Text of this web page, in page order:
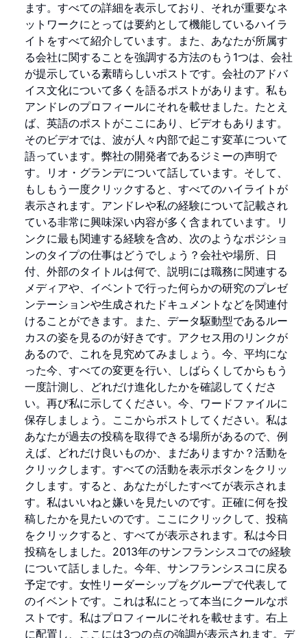
ます。すべての詳細を表示しており、それが重要なネ
ットワークにとっては要約として機能しているハイラ
イトをすべて紹介しています。また、あなたが所属す
る会社に関することを強調する方法のもう1つは、会社
が提示している素晴らしいポストです。会社のアドバ
イス文化について多くを語るポストがあります。私も
アンドレのプロフィールにそれを載せました。たとえ
ば、英語のポストがここにあり、ビデオもあります。
そのビデオでは、波が人々内部で起こす変革について
語っています。弊社の開発者であるジミーの声明で
す。リオ・グランデについて話しています。そして、
もしもう一度クリックすると、すべてのハイライトが
表示されます。アンドレや私の経験について記載され
ている非常に興味深い内容が多く含まれています。リ
ンクに最も関連する経験を含め、次のようなポジショ
ンのタイプの仕事はどうでしょう？会社や場所、日
付、外部のタイトルは何で、説明には職務に関連する
メディアや、イベントで行った何らかの研究のプレゼ
ンテーションや生成されたドキュメントなどを関連付
けることができます。また、データ駆動型であるルー
カスの姿を見るのが好きです。アクセス用のリンクが
あるので、これを見究めてみましょう。今、平均にな
った今、すべての変更を行い、しばらくしてからもう
一度計測し、どれだけ進化したかを確認してくださ
い。再び私に示してください。今、ワードファイルに
保存しましょう。ここからポストしてください。私は
あなたが過去の投稿を取得できる場所があるので、例
えば、どれだけ良いものか、まだありますか？活動を
クリックします。すべての活動を表示ボタンをクリッ
クします。すると、あなたがしたすべてが表示されま
す。私はいいねと嫌いを見たいのです。正確に何を投
稿したかを見たいのです。ここにクリックして、投稿
をクリックすると、すべてが表示されます。私は今日
投稿をしました。2013年のサンフランシスコでの経験
について話しました。今年、サンフランシスコに戻る
予定です。女性リーダーシップをグループで代表して
のイベントです。これは私にとって本当にクールなポ
ストです。私はプロフィールにそれを載せます。右上
に配置し、ここには3つの点の強調が表示されます。デ